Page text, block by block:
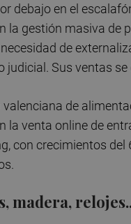
debajo en el
la gestión masiva de
de
judicial. Sus ventas
de
la venta online de
con crecimientos del
madera,